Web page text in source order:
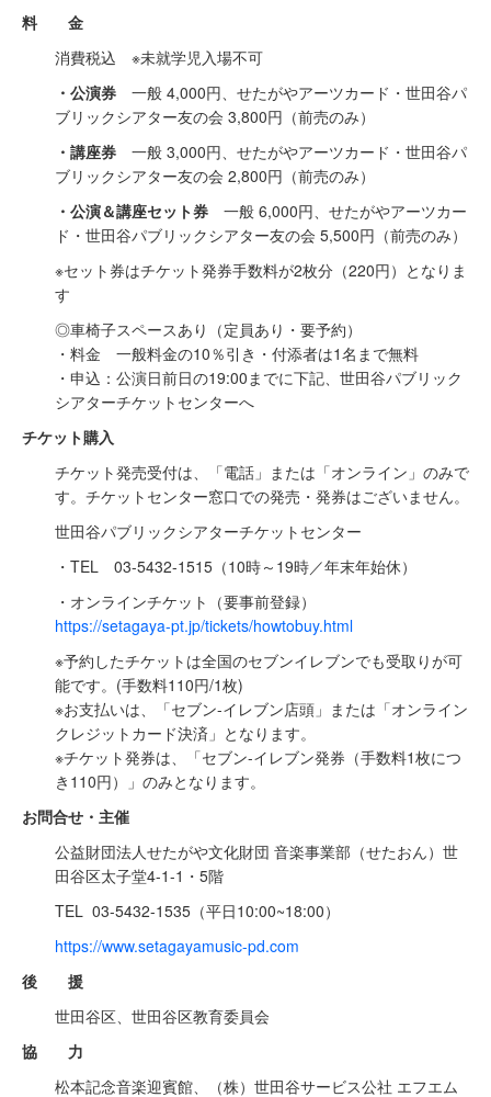
料 金
消費税込 ※未就学児入場不可
・公演券 一般 4,000円、せたがやアーツカード・世田谷パ
ブリックシアター友の会 3,800円（前売のみ）
・講座券 一般 3,000円、せたがやアーツカード・世田谷パ
ブリックシアター友の会 2,800円（前売のみ）
・公演＆講座セット券 一般 6,000円、せたがやアーツカー
ド・世田谷パブリックシアター友の会 5,500円（前売のみ）
※セット券はチケット発券手数料が2枚分（220円）となりま
す
◎車椅子スペースあり（定員あり・要予約）
・料金 一般料金の10％引き・付添者は1名まで無料
・申込：公演日前日の19:00までに下記、世田谷パブリック
シアターチケットセンターへ
チケット購入
チケット発売受付は、「電話」または「オンライン」のみで
す。チケットセンター窓口での発売・発券はございません。
世田谷パブリックシアターチケットセンター
・TEL 03-5432-1515（10時～19時／年末年始休）
・オンラインチケット（要事前登録）
https://setagaya-pt.jp/tickets/howtobuy.html
※予約したチケットは全国のセブンイレブンでも受取りが可
能です。(手数料110円/1枚)
※お支払いは、「セブン-イレブン店頭」または「オンライン
クレジットカード決済」となります。
※チケット発券は、「セブン-イレブン発券（手数料1枚につ
き110円）」のみとなります。
お問合せ・主催
公益財団法人せたがや文化財団 音楽事業部（せたおん）世
田谷区太子堂4-1-1・5階
TEL 03-5432-1535（平日10:00~18:00）
https://www.setagayamusic-pd.com
後 援
世田谷区、世田谷区教育委員会
協 力
松本記念音楽迎賓館、（株）世田谷サービス公社 エフエム